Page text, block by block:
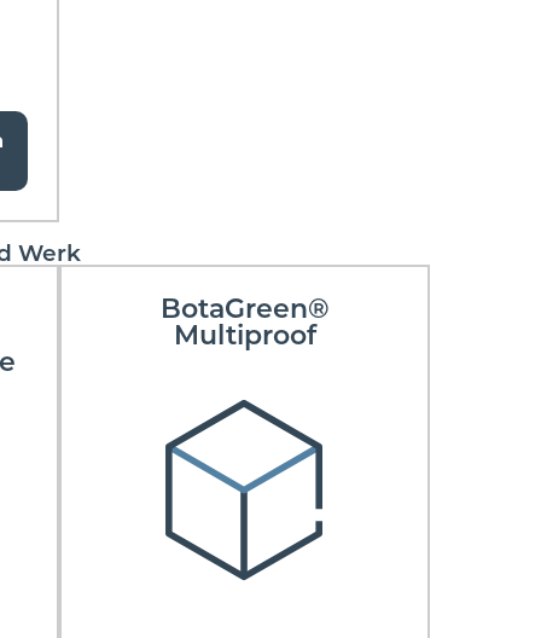
Werk
BotaGreen®
Multiproof